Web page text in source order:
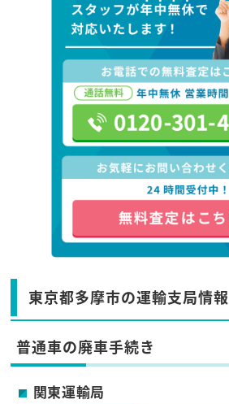
東京都多摩市の運輸支局情報
普通車の廃車手続き
関東運輸局